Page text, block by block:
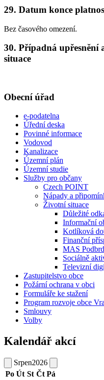
29. Datum konce
Bez časového omezení.
30. Případná upřesnění
situace
Obecní úřad
e-podatelna
Úřední deska
Povinné informace
Vodovod
Kanalizace
Územní plán
Územní studie
Služby pro občany
Czech POINT
Nápady a
Životní situace
Důležité
Informační
Kotlíková
Finanční
MAS
Sociálně
Televizní
Zastupitelstvo obce
Požární ochrana v obci
Formuláře ke stažení
Program rozvoje obce
Smlouvy
Volby
Kalendář akcí
Srpen2026
Po Út St Čt Pá